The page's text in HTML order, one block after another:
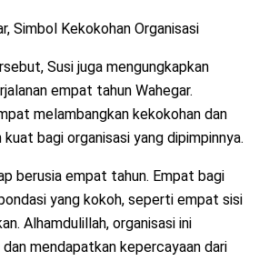
Simbol Kekokohan Organisasi
Susi juga mengungkapkan
empat tahun Wahegar.
melambangkan kekokohan dan
bagi organisasi yang dipimpinnya.
berusia empat tahun. Empat bagi
yang kokoh, seperti empat sisi
Alhamdulillah, organisasi ini
mendapatkan kepercayaan dari